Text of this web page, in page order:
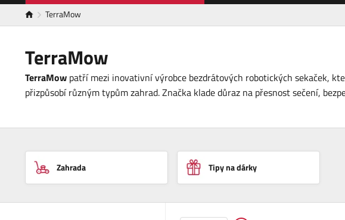
TerraMow
TerraMow
TerraMow patří mezi inovativní výrobce bezdrátových robotických sekaček,
přizpůsobí různým typům zahrad. Značka klade důraz na přesnost sečení,
Zahrada Tipy na dárky